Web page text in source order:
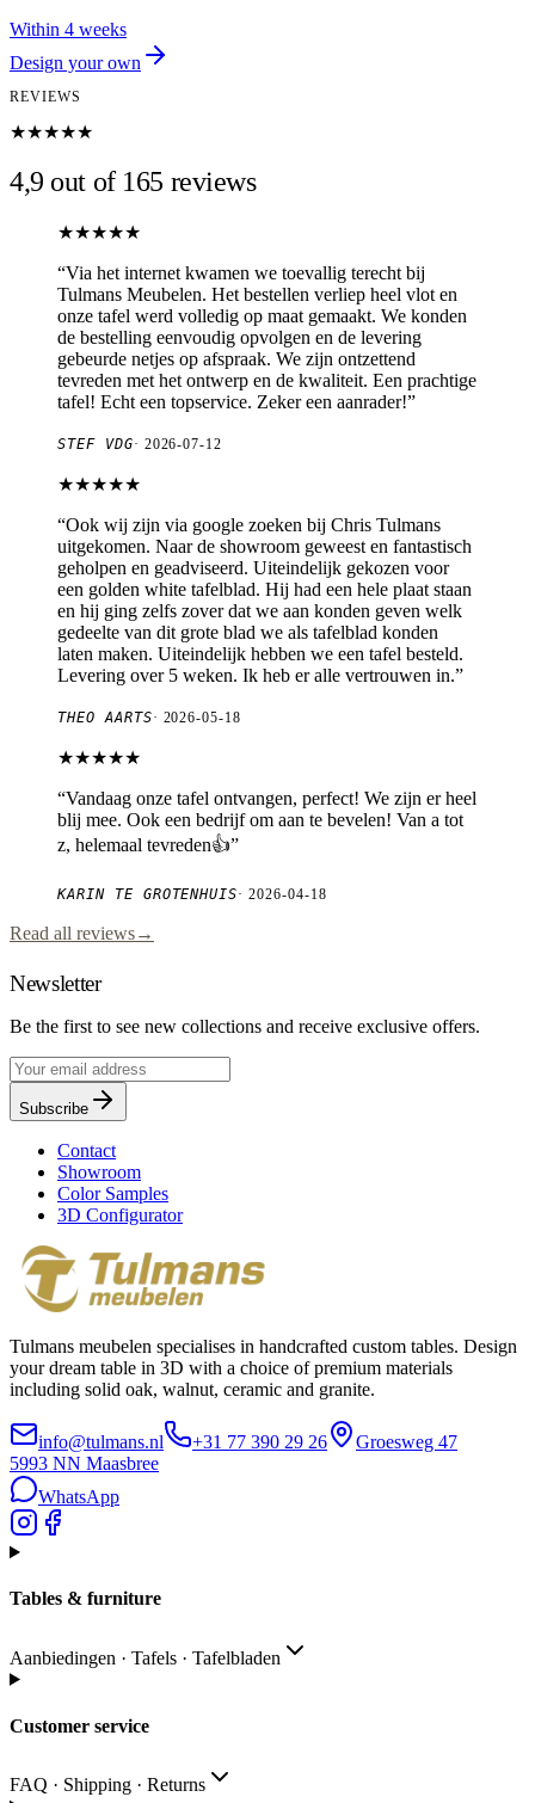
Within 4 weeks
Design your own
REVIEWS
★★★★★
4,9 out of 165 reviews
★★★★★
“Via het internet kwamen we toevallig terecht bij
Tulmans Meubelen. Het bestellen verliep heel vlot en
onze tafel werd volledig op maat gemaakt. We konden
de bestelling eenvoudig opvolgen en de levering
gebeurde netjes op afspraak. We zijn ontzettend
tevreden met het ontwerp en de kwaliteit. Een prachtige
tafel! Echt een topservice. Zeker een aanrader!”
STEF VDG· 2026-07-12
★★★★★
“Ook wij zijn via google zoeken bij Chris Tulmans
uitgekomen. Naar de showroom geweest en fantastisch
geholpen en geadviseerd. Uiteindelijk gekozen voor
een golden white tafelblad. Hij had een hele plaat staan
en hij ging zelfs zover dat we aan konden geven welk
gedeelte van dit grote blad we als tafelblad konden
laten maken. Uiteindelijk hebben we een tafel besteld.
Levering over 5 weken. Ik heb er alle vertrouwen in.”
THEO AARTS· 2026-05-18
★★★★★
“Vandaag onze tafel ontvangen, perfect! We zijn er heel
blij mee. Ook een bedrijf om aan te bevelen! Van a tot
z, helemaal tevreden👍”
KARIN TE GROTENHUIS·2026-04-18
Read all reviews→
Newsletter
Be the first to see new collections and receive exclusive offers.
Subscribe
Contact
Showroom
Color Samples
3D Configurator
Tulmans meubelen specialises in handcrafted custom tables. Design
your dream table in 3D with a choice of premium materials
including solid oak, walnut, ceramic and granite.
info@tulmans.nl +31 77 390 29 26
Groesweg 47
5993 NN Maasbree
WhatsApp
Tables & furniture
Aanbiedingen · Tafels · Tafelbladen
Customer service
FAQ · Shipping · Returns